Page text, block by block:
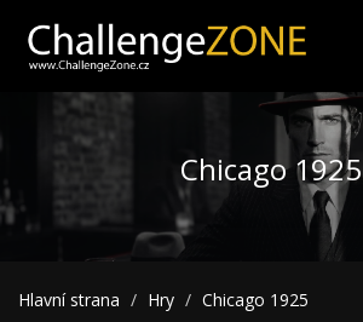
Chicago 1925
Hlavní strana Hry Chicago 1925